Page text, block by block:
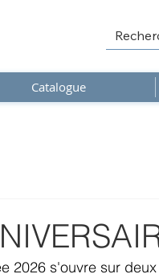
Catalogue
2026 s'ouvre sur